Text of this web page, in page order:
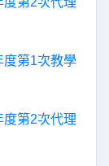
度第1次教學
第2次代理